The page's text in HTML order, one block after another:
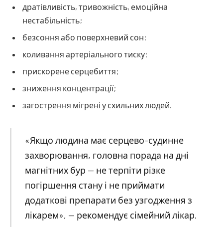
дратівливість, тривожність, емоційна
нестабільність;
безсоння або поверхневий сон;
коливання артеріального тиску;
прискорене серцебиття;
зниження концентрації;
загострення мігрені у схильних людей.
«Якщо людина має серцево-судинне
захворювання, головна порада на дні
магнітних бур — не терпіти різке
погіршення стану і не приймати
додаткові препарати без узгодження з
лікарем», — рекомендує сімейний лікар.